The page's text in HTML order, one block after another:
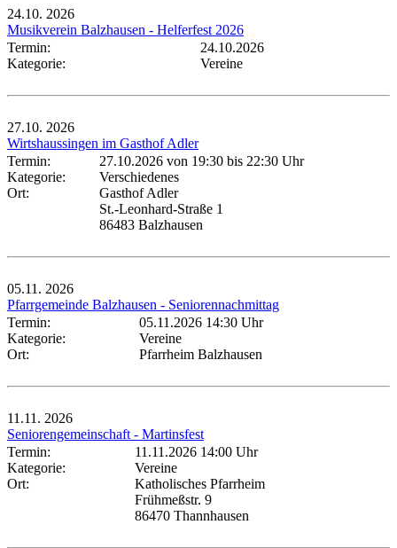
24.10. 2026
Musikverein Balzhausen - Helferfest 2026
Termin:
24.10.2026
Kategorie:
Vereine
27.10. 2026
Wirtshaussingen im Gasthof Adler
Termin:
27.10.2026 von 19:30 bis 22:30 Uhr
Kategorie:
Verschiedenes
Ort:
Gasthof Adler
St.-Leonhard-Straße 1
86483 Balzhausen
05.11. 2026
Pfarrgemeinde Balzhausen - Seniorennachmittag
Termin:
05.11.2026 14:30 Uhr
Kategorie:
Vereine
Ort:
Pfarrheim Balzhausen
11.11. 2026
Seniorengemeinschaft - Martinsfest
Termin:
11.11.2026 14:00 Uhr
Kategorie:
Vereine
Ort:
Katholisches Pfarrheim
Frühmeßstr. 9
86470 Thannhausen